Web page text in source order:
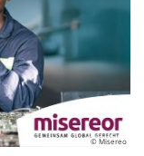
© Misereo